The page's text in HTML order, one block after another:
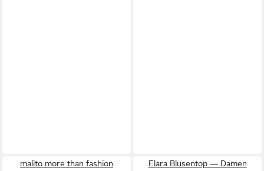
malito more than fashion
Elara Blusentop — Damen